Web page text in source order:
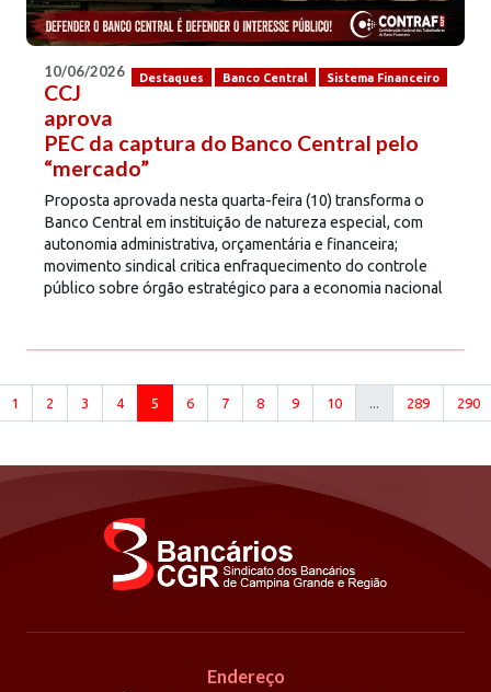
Destaques Banco Central Sistema Financeiro
10/06/2026
CCJ
aprova
PEC da captura do Banco Central pelo
“mercado”
Proposta aprovada nesta quarta-feira (10) transforma o
Banco Central em instituição de natureza especial, com
autonomia administrativa, orçamentária e financeira;
movimento sindical critica enfraquecimento do controle
público sobre órgão estratégico para a economia nacional
1 2 3 4 5 6 7 8 9 10 289 290
Endereço